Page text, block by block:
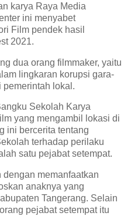
karya Raya Media
ini menyabet
Film pendek hasil
2021.
dua orang filmmaker, yaitu
lingkaran korupsi gara-
pemerintah lokal.
Sekolah Karya
yang mengambil lokasi di
ini bercerita tentang
terhadap perilaku
satu pejabat setempat.
memanfaatkan
anaknya yang
Tangerang. Selain
pejabat setempat itu